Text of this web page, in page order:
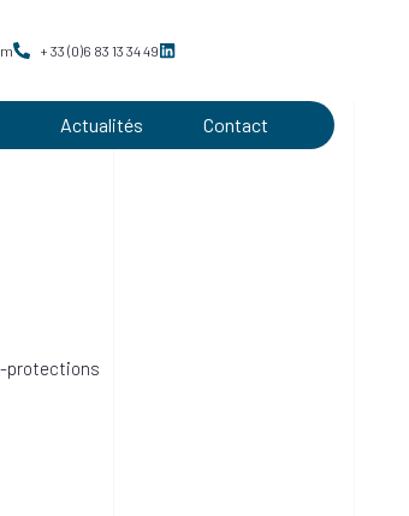
+ 33 (0)6 83 13 34 49
Actualités Contact